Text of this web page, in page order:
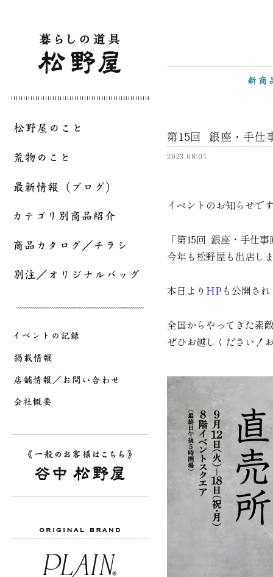
第15回 銀座・手仕
2023.08.01
イベントのお知らせで
「第15回 銀座・手仕
今年も松野屋も出店し
本日より HP も公開さ
全国からやってきた素
ぜひお越しください！